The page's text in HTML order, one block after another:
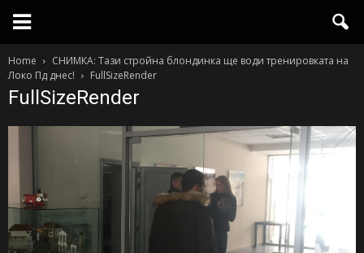
Home
СНИМКА: Тази стройна блондинка ще води тренировката на
Локо Пд днес!
FullSizeRender
FullSizeRender